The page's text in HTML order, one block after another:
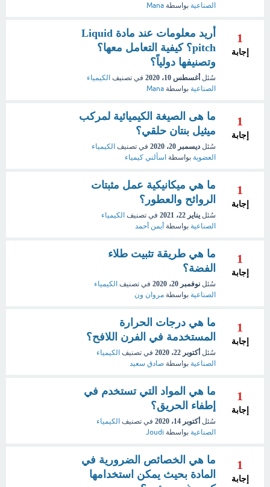
الصناعية بواسطة Mana
1
إجابة
أريد معلومات عند مادة Liquid
pitch؟ كيفية التعامل معها؟
وتصنيفها دولياً؟
سُئل أغسطس 10، 2020 في تصنيف الكيمياء
الصناعية بواسطة Mana
1
إجابة
ما هى الصيغة الكيميائية لمركب
ميثيل بنتان حلقي؟
سُئل ديسمبر 20، 2020 في تصنيف الكيمياء
العضوية بواسطة اسألني كيمياء
1
إجابة
ما هي ميكانيكية عمل مثبتات
الروائح والعطور؟
سُئل يناير 22، 2021 في تصنيف الكيمياء
الصناعية بواسطة أيمن أحمد
1
إجابة
ما هي طريقة تثبيت طلاء
الفضة؟
سُئل نوفمبر 20، 2020 في تصنيف الكيمياء
الصناعية بواسطة مروان ون
1
إجابة
ما هي درجات الحرارة
المستخدمة في الفرن اللافح؟
سُئل أكتوبر 22، 2020 في تصنيف الكيمياء
الصناعية بواسطة صادق سعيد
1
إجابة
ما هي المواد التي تستخدم في
إطفاء الحريق؟
سُئل أكتوبر 14، 2020 في تصنيف الكيمياء
الصناعية بواسطة Joudi
1
إجابة
ما هي الخصائص الضرورية في
المادة بحيث يمكن استخدامها